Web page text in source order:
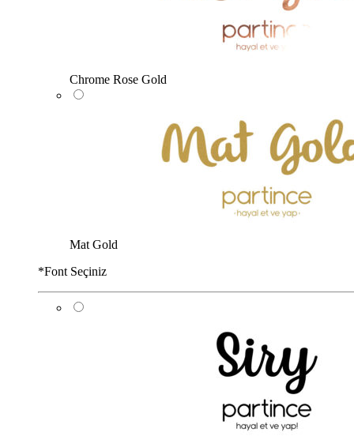
Chrome Rose Gold
Mat Gold
*Font Seçiniz